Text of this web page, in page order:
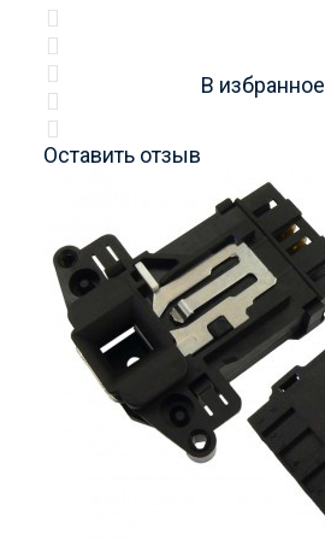
Оставить отзыв
В избранное